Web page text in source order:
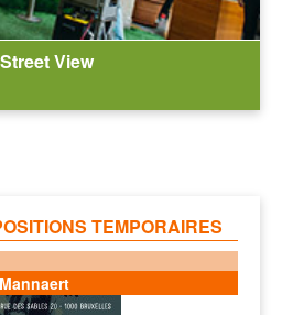
View
TEMPORAIRES